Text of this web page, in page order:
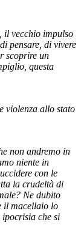
il vecchio impulso
pensare, di vivere
scoprire un
questa
violenza allo stato
non andremo in
niente in
con le
la crudeltà di
Ne dubito
il macellaio lo
che si